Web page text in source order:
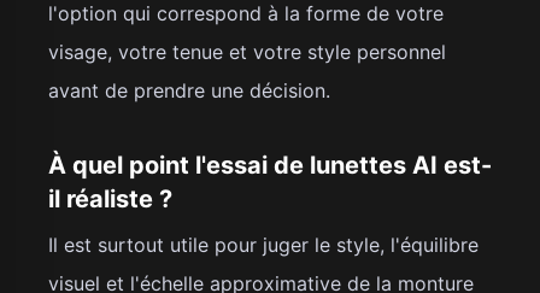
l'option qui correspond à la forme de votre
visage, votre tenue et votre style personnel
avant de prendre une décision.
À quel point l'essai de lunettes AI est-
il réaliste ?
Il est surtout utile pour juger le style, l'équilibre
visuel et l'échelle approximative de la monture